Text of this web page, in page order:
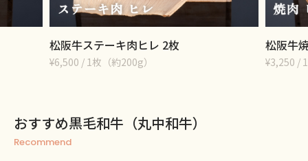
松阪牛ステーキ肉ヒレ 2枚
¥6,500 / 1枚（約200g）
松阪牛
¥3,250 /
おすすめ黒毛和牛（丸中和牛）
Recommend